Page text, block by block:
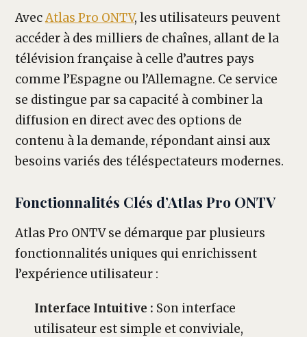
AvecAtlas Pro ONTV, les utilisateurs peuvent
accéder à des milliers de chaînes, allant de la
télévision française à celle d’autres pays
comme l’Espagne ou l’Allemagne. Ce service
se distingue par sa capacité à combiner la
diffusion en direct avec des options de
contenu à la demande, répondant ainsi aux
besoins variés des téléspectateurs modernes.
Fonctionnalités Clés d’Atlas Pro ONTV
Atlas Pro ONTV se démarque par plusieurs
fonctionnalités uniques qui enrichissent
l’expérience utilisateur :
Interface Intuitive : Son interface
utilisateur est simple et conviviale,